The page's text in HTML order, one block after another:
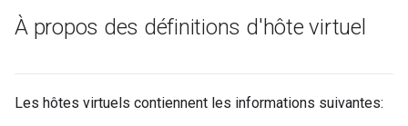
À propos des définitions d'hôte virtuel
Les hôtes virtuels contiennent les informations suivantes: